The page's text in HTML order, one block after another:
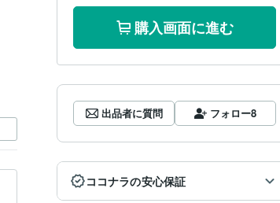
購入画面に進む
出品者に質問 フォロー8
ココナラの安心保証